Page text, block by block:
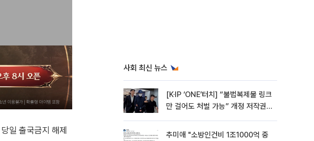
일 출국금지 해제
사회 최신 뉴스
[K·IP ‘ONE’터치] “불법복제물 링크
만 걸어도 처벌 가능” 개정 저작권
추미애 "소방인건비 1조1000억 중